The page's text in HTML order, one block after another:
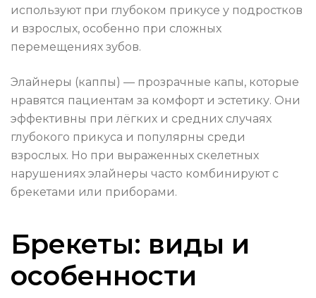
используют при глубоком прикусе у подростков
и взрослых, особенно при сложных
перемещениях зубов.
Элайнеры (каппы) — прозрачные капы, которые
нравятся пациентам за комфорт и эстетику. Они
эффективны при лёгких и средних случаях
глубокого прикуса и популярны среди
взрослых. Но при выраженных скелетных
нарушениях элайнеры часто комбинируют с
брекетами или приборами.
Брекеты: виды и
особенности